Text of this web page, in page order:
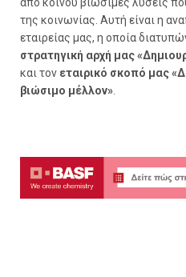
της κοινωνίας. Αυτή είναι η
εταιρείας μας, η οποία
στρατηγική αρχή μας
και τον εταιρικό σκοπό μας
βιώσιμο μέλλον»